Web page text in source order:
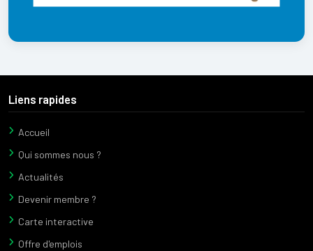
Liens rapides
Accueil
Qui sommes nous ?
Actualités
Devenir membre ?
Carte interactive
Offre d'emplois